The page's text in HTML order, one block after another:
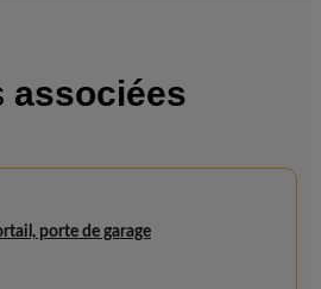
associées
porte de garage